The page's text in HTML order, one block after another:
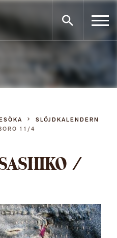
direkt
innehållet
SLÖJDKALENDERN
11/4
/